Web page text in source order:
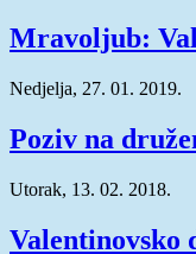
Mravoljub:
Nedjelja, 27. 01. 2019.
Poziv na
Utorak, 13. 02. 2018.
Valentinovsko